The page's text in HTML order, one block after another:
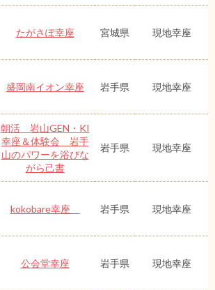
たがさぽ幸座 宮城県 現地幸座
盛岡南イオン幸座 岩手県 現地幸座
朝活 岩山GEN・KI
幸座＆体験会 岩手
山のパワーを浴びな
がら己書
岩手県 現地幸座
kokobare幸座 岩手県 現地幸座
公会堂幸座 岩手県 現地幸座